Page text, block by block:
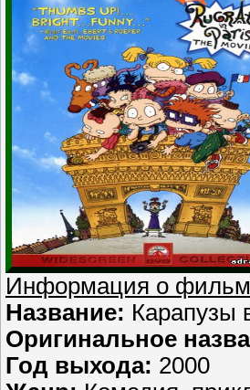
Информация о
Название: Карапузы
Оригинальное
Год выхода: 2000